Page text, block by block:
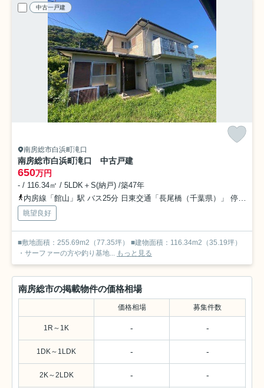
中古一戸建
南房総市白浜町滝口
南房総市白浜町滝口 中古戸建
650万円
- / 116.34㎡ / 5LDK＋S(納戸) /築47年
内房線「館山」駅 バス25分 日東交通「長尾橋（千葉県）」 停歩8分車23分 12.2km
眺望良好
■敷地面積：255.69m2（77.35坪） ■建物面積：116.34m2（35.19坪）
・サーファーの方や釣り基地... もっと見る
南房総市の掲載物件の価格相場
価格相場 募集件数
1R～1K - -
1DK～1LDK - -
2K～2LDK - -